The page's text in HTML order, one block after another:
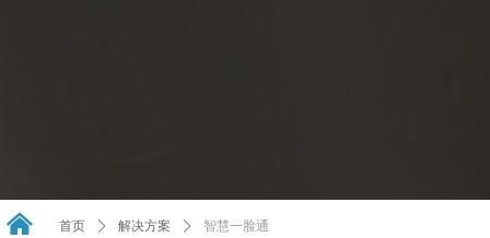
낀 首页 ꄲ 解决方案 ꄲ 智慧一脸通